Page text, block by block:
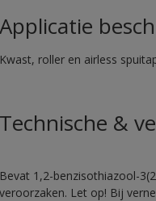
Applicatie
Kwast, roller en airless
Technische &
Bevat 1,2-benzisothiazool-
veroorzaken. Let op! Bij